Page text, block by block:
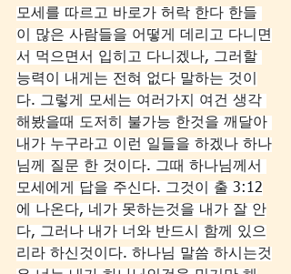
모세를 따르고 바로가 허락 한다 한들
이 많은 사람들을 어떻게 데리고 다니면
서 먹으면서 입히고 다니겠나, 그러할
능력이 내게는 전혀 없다 말하는 것이
다. 그렇게 모세는 여러가지 여건 생각
해봤을때 도저히 불가능 한것을 깨달아
내가 누구라고 이런 일들을 하겠나 하나
님께 질문 한 것이다. 그때 하나님께서
모세에게 답을 주신다. 그것이 출 3:12
에 나온다, 네가 못하는것을 내가 잘 안
다, 그러나 내가 너와 반드시 함께 있으
리라 하신것이다. 하나님 말씀 하시는것